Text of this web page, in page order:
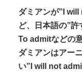
ダミアンが”I
ど、日本語の”
To admitなどの
ダミアンはアー
い”I will not